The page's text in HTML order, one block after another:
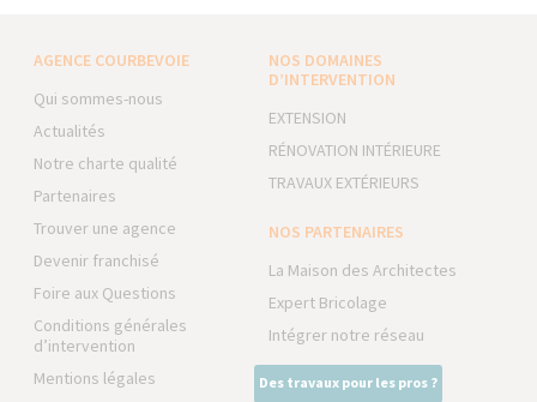
AGENCE COURBEVOIE
Qui sommes-nous
Actualités
Notre charte qualité
Partenaires
Trouver une agence
Devenir franchisé
Foire aux Questions
Conditions générales
d’intervention
Mentions légales
NOS DOMAINES
D’INTERVENTION
EXTENSION
RÉNOVATION INTÉRIEURE
TRAVAUX EXTÉRIEURS
NOS PARTENAIRES
La Maison des Architectes
Expert Bricolage
Intégrer notre réseau
Des travaux pour les pros ?